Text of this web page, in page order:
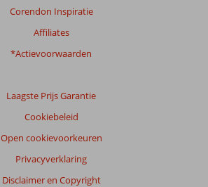
Corendon Inspiratie
Affiliates
*Actievoorwaarden
Laagste Prijs Garantie
Cookiebeleid
Open cookievoorkeuren
Privacyverklaring
Disclaimer en Copyright